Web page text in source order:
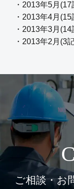
・2013年5月(17
・2013年4月(15
・2013年3月(14
・2013年2月(3
ご相談・お